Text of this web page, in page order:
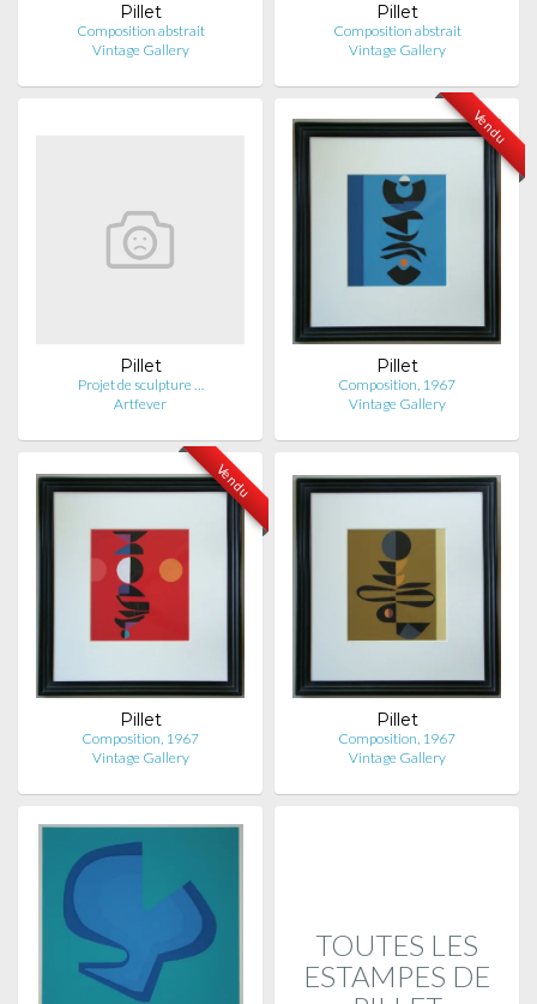
Pillet
Composition abstrait
Vintage Gallery
Pillet
Composition abstrait
Vintage Gallery
Pillet
Projet de sculpture …
Artfever
Vendu
Pillet
Composition, 1967
Vintage Gallery
Vendu
Pillet
Composition, 1967
Vintage Gallery
Pillet
Composition, 1967
Vintage Gallery
TOUTES LES
ESTAMPES DE